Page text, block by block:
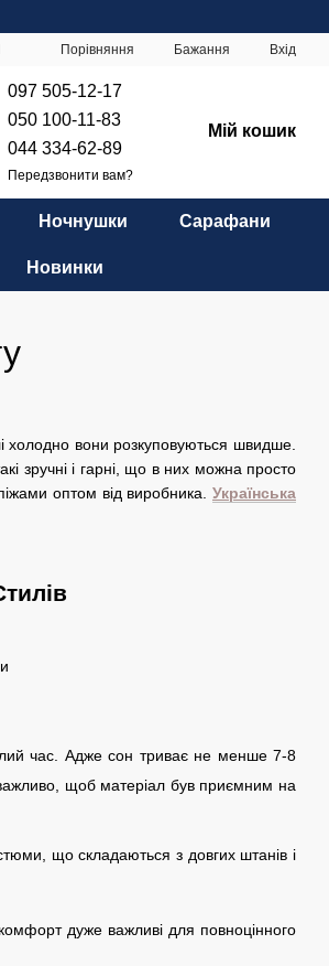
Порівняння Бажання Вхід
097 505-12-17
050 100-11-83
044 334-62-89
Передзвонити вам?
Мій кошик
Ночнушки Сарафани
Новинки
холодно вони розкуповуються швидше.
зручні і гарні, що в них можна просто
оптом від виробника. Українська
час. Адже сон триває не менше 7-8
щоб матеріал був приємним на
що складаються з довгих штанів і
дуже важливі для повноцінного